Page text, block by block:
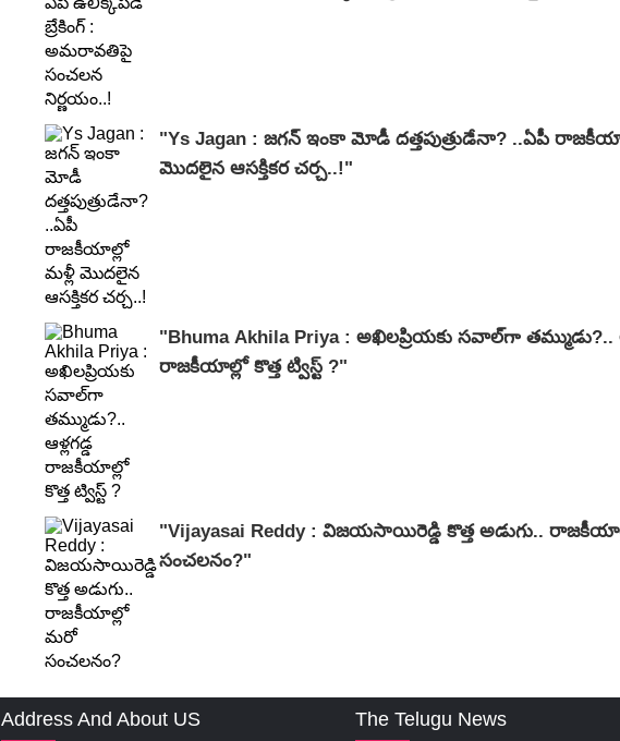
"Ys Jagan : జగన్ ఇంకా మోడీ దత్తపుత్రుడేనా? ..ఏపీ
మొదలైన ఆసక్తికర చర్చ..!"
"Bhuma Akhila Priya : అఖిలప్రియకు సవాల్‌గా తమ్ముడు?..
రాజకీయాల్లో కొత్త ట్విస్ట్ ?"
"Vijayasai Reddy : విజయసాయిరెడ్డి కొత్త అడుగు..
సంచలనం?"
Address And About US The Telugu News